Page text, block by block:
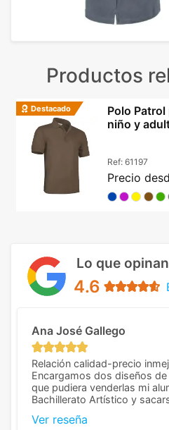
Productos
Destacado
Polo
niño y
Ref: 61197
Precio
Lo que
4.6
Ana José Gallego
Relación calidad-precio
Encargamos dos diseños
que pudiera venderlas mi
Bachillerato Artístico y
diferencia, con libretas de
Ver reseña